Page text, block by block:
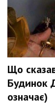
Що сказав
Будинок
означає)